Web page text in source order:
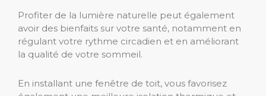
Profiter de la lumière naturelle peut également
avoir des bienfaits sur votre santé, notamment en
régulant votre rythme circadien et en améliorant
la qualité de votre sommeil.
En installant une fenêtre de toit, vous favorisez